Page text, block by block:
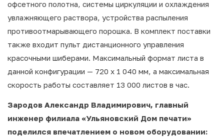
офсетного полотна, системы циркуляции и охлаждения
увлажняющего раствора, устройства распыления
противоотмарывающего порошка. В комплект поставки
также входит пульт дистанционного управления
красочными шиберами. Максимальный формат листа в
данной конфигурации — 720 х 1 040 мм, а максимальная
скорость работы составляет 13 000 листов в час.
Зародов Александр Владимирович, главный
инженер филиала «Ульяновский Дом печати»
поделился впечатлением о новом оборудовании: